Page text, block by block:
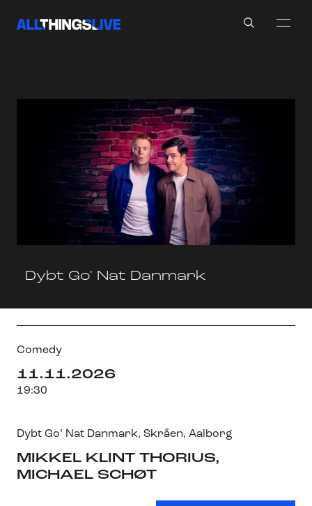
Dybt Go' Nat Danmark
Comedy
11.11.2026
19:30
Dybt Go’ Nat Danmark, Skråen, Aalborg
MIKKEL KLINT THORIUS,
MICHAEL SCHØT